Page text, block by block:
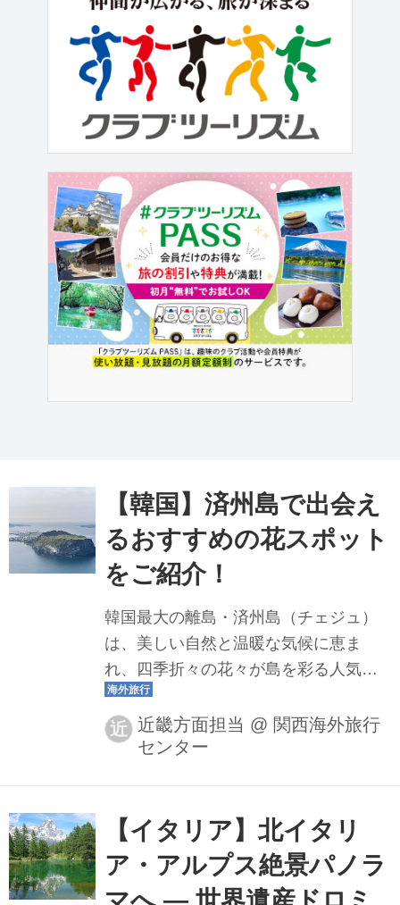
これからご参加される方も、現在参加
されている方も、完歩達成のイメージ
が湧くお写真ですので、参考に是非ご
覧ください！ 2025年11月スタートにご
参加の皆様、 全7回完歩達成おめでとう
ございます！！ ⭐新宿出発⭐ 6月4日 6
【韓国】済州島で出会え
るおすすめの花スポット
をご紹介！
韓国最大の離島・済州島（チェジュ）
は、美しい自然と温暖な気候に恵ま
れ、四季折々の花々が島を彩る人気の
観光地です。春の菜の花、夏の新緑、
秋のススキ、冬の椿など、季節ごとに
異なる景色を楽しめるのも大きな魅
紹介します。
近 近畿方面担当 @ 関西海外旅行
センター
【イタリア】北イタリ
ア・アルプス絶景パノラ